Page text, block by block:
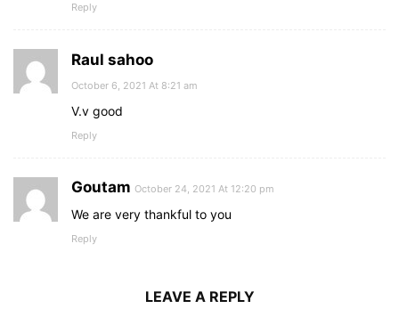
Reply
Raul sahoo
October 6, 2021 At 8:21 am
V.v good
Reply
Goutam October 24, 2021 At 12:20 pm
We are very thankful to you
Reply
LEAVE A REPLY